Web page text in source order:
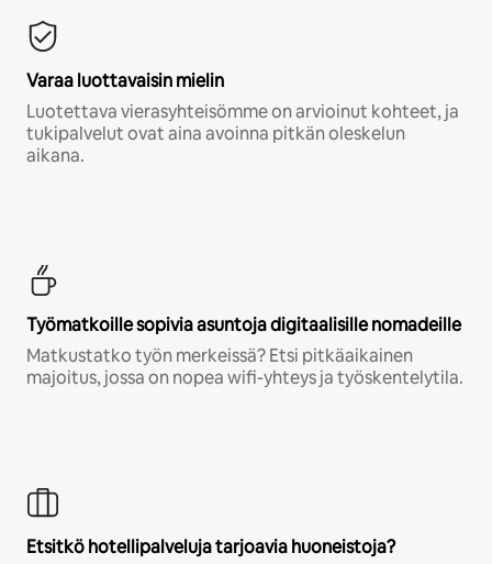
Varaa luottavaisin mielin
Luotettava vierasyhteisömme on arvioinut kohteet, ja
tukipalvelut ovat aina avoinna pitkän oleskelun
aikana.
Työmatkoille sopivia asuntoja digitaalisille nomadeille
Matkustatko työn merkeissä? Etsi pitkäaikainen
majoitus, jossa on nopea wifi-yhteys ja työskentelytila.
Etsitkö hotellipalveluja tarjoavia huoneistoja?